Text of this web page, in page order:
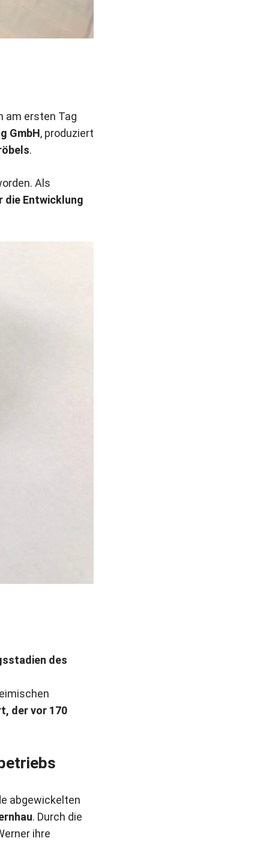
am ersten Tag
GmbH, produziert
.
Als
die Entwicklung
des
der vor 170
abgewickelten
. Durch die
ihre